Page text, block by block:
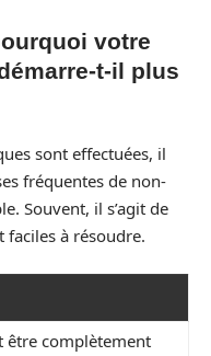
votre
t-il plus
sont effectuées, il
fréquentes de non-
Souvent, il s’agit de
à résoudre.
être complètement